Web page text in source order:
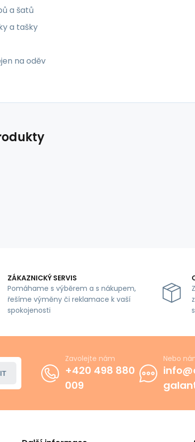
a šatů
a tašky
na oděv
ZÁKAZNICKÝ SERVIS
Pomáhame s výběrem a s nákupem,
řešíme výměny či reklamace k vaší
spokojenosti
Zavolejte nám
+420 498 880
009
Nebo